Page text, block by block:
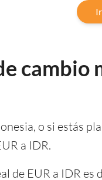
o si estás
a IDR.
de EUR a IDR